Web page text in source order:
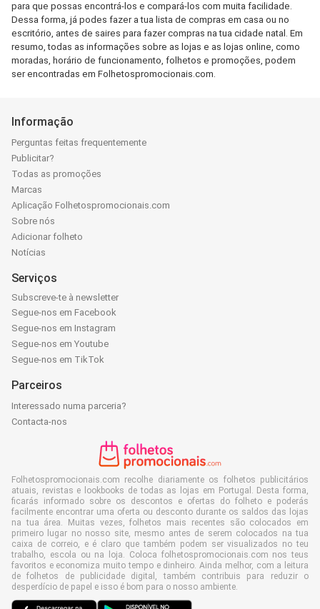
para que possas encontrá-los e compará-los com muita facilidade.
Dessa forma, já podes fazer a tua lista de compras em casa ou no
escritório, antes de saires para fazer compras na tua cidade natal. Em
resumo, todas as informações sobre as lojas e as lojas online, como
moradas, horário de funcionamento, folhetos e promoções, podem
ser encontradas em Folhetospromocionais.com.
Informação
Perguntas feitas frequentemente
Publicitar?
Todas as promoções
Marcas
Aplicação Folhetospromocionais.com
Sobre nós
Adicionar folheto
Notícias
Serviços
Subscreve-te à newsletter
Segue-nos em Facebook
Segue-nos em Instagram
Segue-nos em Youtube
Segue-nos em TikTok
Parceiros
Interessado numa parceria?
Contacta-nos
Folhetospromocionais.com recolhe diariamente os folhetos publicitários
atuais, revistas e lookbooks de todas as lojas em Portugal. Desta forma,
ficarás informado sobre os descontos e ofertas do folheto e poderás
facilmente encontrar uma oferta ou desconto durante os saldos das lojas
na tua área. Muitas vezes, folhetos mais recentes são colocados em
primeiro lugar no nosso site, mesmo antes de serem colocados na tua
caixa de correio, e é claro que também podem ser visualizados no teu
trabalho, escola ou na loja. Coloca folhetospromocionais.com nos teus
favoritos e economiza muito tempo e dinheiro. Ainda melhor, com a leitura
de folhetos de publicidade digital, também contribuis para reduzir o
desperdício de papel e isso é bom para o nosso ambiente.